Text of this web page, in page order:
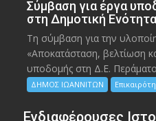
Σύμβαση για έργα
στη Δημοτική
Τη σύμβαση για την
«Αποκατάσταση, βελτίωση
υποδομής στη Δ.Ε.
ΔΗΜΟΣ ΙΩΑΝΝΙΤΩΝ
Ενδιαφέρουσες